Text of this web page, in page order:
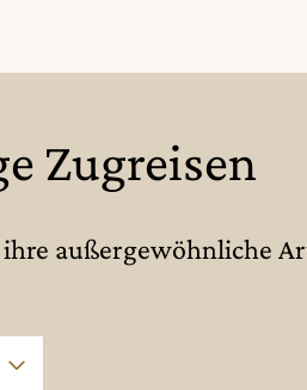
Zugreisen
außergewöhnliche